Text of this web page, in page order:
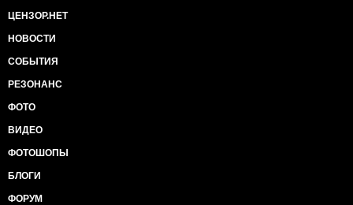
ЦЕНЗОР.НЕТ
НОВОСТИ
СОБЫТИЯ
РЕЗОНАНС
ФОТО
ВИДЕО
ФОТОШОПЫ
БЛОГИ
ФОРУМ